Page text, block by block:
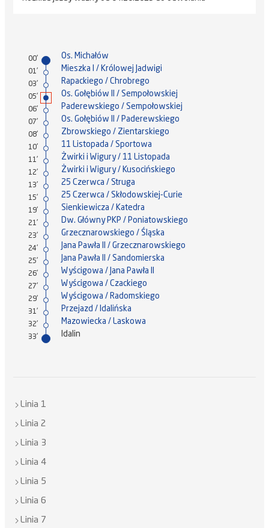
00' Os. Michałów
01' Mieszka I / Królowej Jadwigi
03' Rapackiego / Chrobrego
05' Os. Gołębiów II / Sempołowskiej
06' Paderewskiego / Sempołowskiej
07' Os. Gołębiów II / Paderewskiego
08' Zbrowskiego / Zientarskiego
10' 11 Listopada / Sportowa
11' Żwirki i Wigury / 11 Listopada
12' Żwirki i Wigury / Kusocińskiego
13' 25 Czerwca / Struga
15' 25 Czerwca / Skłodowskiej-Curie
19' Sienkiewicza / Katedra
21' Dw. Główny PKP / Poniatowskiego
23' Grzecznarowskiego / Śląska
24' Jana Pawła II / Grzecznarowskiego
25' Jana Pawła II / Sandomierska
26' Wyścigowa / Jana Pawła II
27' Wyścigowa / Czackiego
29' Wyścigowa / Radomskiego
31' Przejazd / Idalińska
32' Mazowiecka / Laskowa
33' Idalin
Linia 1
Linia 2
Linia 3
Linia 4
Linia 5
Linia 6
Linia 7